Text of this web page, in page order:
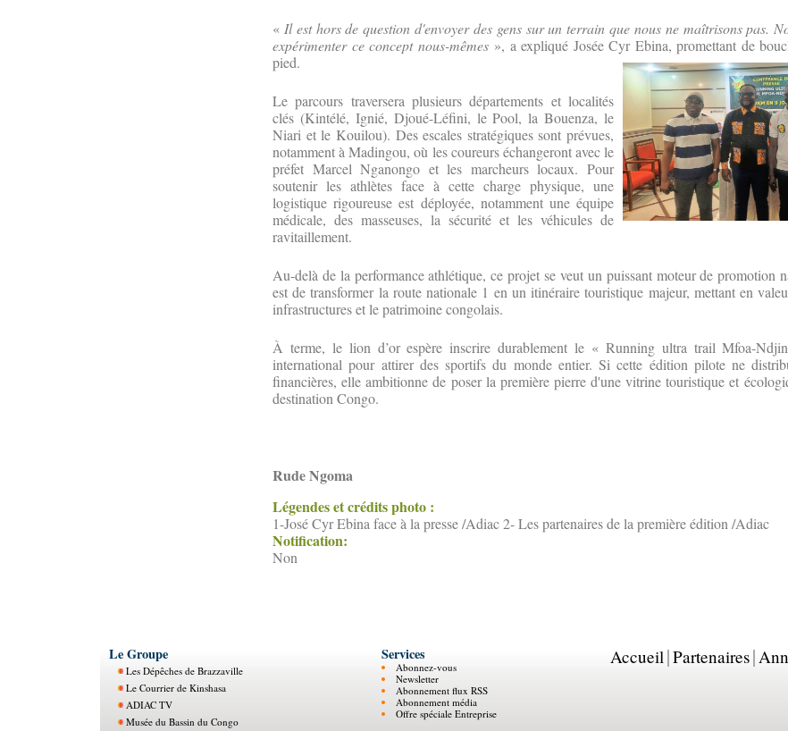
« Il est hors de question d'envoyer des gens sur un terrain que nous ne maîtrisons pas.
expérimenter ce concept nous-mêmes », a expliqué Josée Cyr Ebina, promettant de
pied.
Le parcours traversera plusieurs départements et localités
clés (Kintélé, Ignié, Djoué-Léfini, le Pool, la Bouenza, le
Niari et le Kouilou). Des escales stratégiques sont prévues,
notamment à Madingou, où les coureurs échangeront avec le
préfet Marcel Nganongo et les marcheurs locaux. Pour
soutenir les athlètes face à cette charge physique, une
logistique rigoureuse est déployée, notamment une équipe
médicale, des masseuses, la sécurité et les véhicules de
ravitaillement.
Au-delà de la performance athlétique, ce projet se veut un puissant moteur de promotion
est de transformer la route nationale 1 en un itinéraire touristique majeur, mettant en
infrastructures et le patrimoine congolais.
À terme, le lion d’or espère inscrire durablement le « Running ultra trail Mfoa-
international pour attirer des sportifs du monde entier. Si cette édition pilote ne
financières, elle ambitionne de poser la première pierre d'une vitrine touristique et
destination Congo.
Rude Ngoma
Légendes et crédits photo :
1-José Cyr Ebina face à la presse /Adiac 2- Les partenaires de la première édition /Adiac
Notification:
Non
Accueil Partenaires
Le Groupe
Les Dépêches de Brazzaville
Le Courrier de Kinshasa
ADIAC TV
Musée du Bassin du Congo
Services
Abonnez-vous
Newsletter
Abonnement flux RSS
Abonnement média
Offre spéciale Entreprise